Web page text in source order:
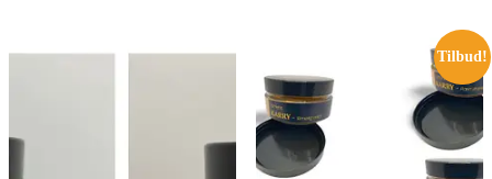
Tilbud!